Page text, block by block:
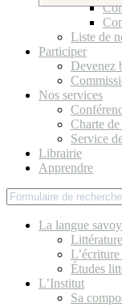
Liste de
Participer
Devenez
Nos services
Charte
Service
Librairie
Apprendre
La langue
Littérature
Études
L’Institut
Sa